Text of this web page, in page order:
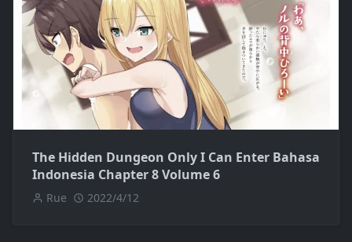
The Hidden Dungeon Only I Can Enter Bahasa
Indonesia Chapter 8 Volume 6
Rue 2022/4/12